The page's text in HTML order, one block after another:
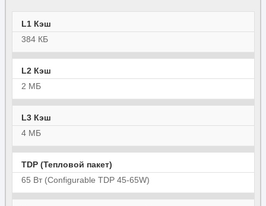
L1 Кэш
384 КБ
L2 Кэш
2 МБ
L3 Кэш
4 МБ
TDP (Тепловой пакет)
65 Вт (Configurable TDP 45-65W)